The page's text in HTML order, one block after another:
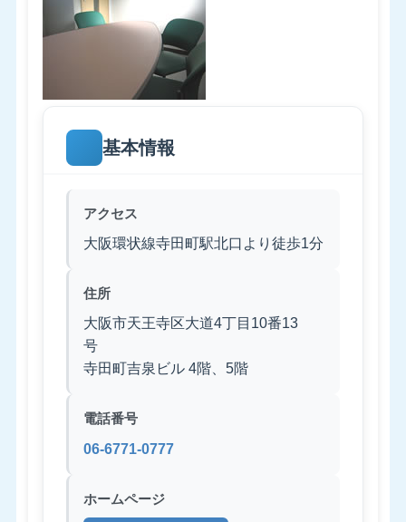
基本情報
アクセス
大阪環状線寺田町駅北口より徒歩1分
住所
大阪市天王寺区大道4丁目10番13
号
寺田町吉泉ビル 4階、5階
電話番号
06-6771-0777
ホームページ